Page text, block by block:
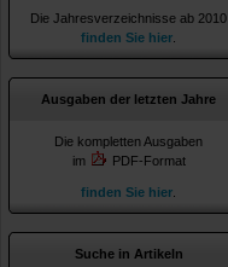
Die Jahresverzeichnisse ab 2010
finden Sie hier
Ausgaben der letzten Jahre
Die kompletten Ausgaben
im
PDF-Format
finden Sie hier
Suche in Artikeln